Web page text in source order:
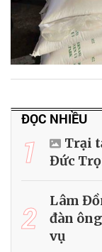
ĐỌC NHIỀU
1
Trại
Đức
2
Lâm
đàn
vụ